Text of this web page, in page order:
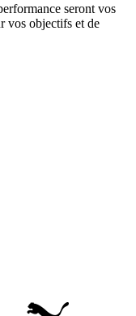
seront vos
vos objectifs et de